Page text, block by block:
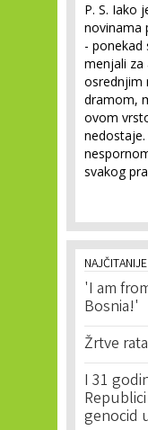
P. S. Iako
novinama
- ponekad
menjali
osrednjim
dramom,
ovom
svakog
NAJČITANIJE
'I am
Bosnia!'
Žrtve
I 31
genocid